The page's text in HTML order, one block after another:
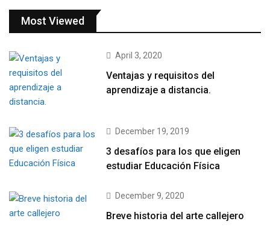
Most Viewed
April 3, 2020
Ventajas y requisitos del
aprendizaje a distancia.
December 19, 2019
3 desafíos para los que eligen
estudiar Educación Física
December 9, 2020
Breve historia del arte callejero